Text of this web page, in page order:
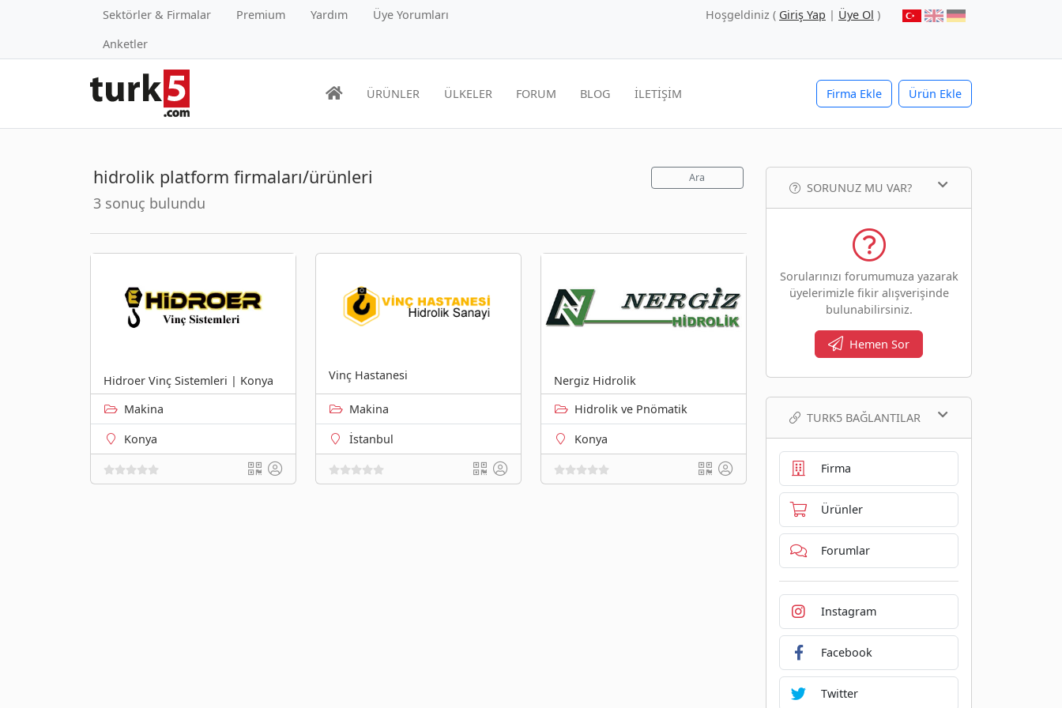
Sektörler & Firmalar Premium Yardım
Üye Yorumları
Anketler
Hoşgeldiniz ( Giriş Yap | Üye Ol )
Firma Ekle Ürün Ekle
ÜRÜNLER ÜLKELER FORUM BLOG İLETİŞİM
hidrolik platform firmaları/ürünleri
3 sonuç bulundu
Ara
Hidroer Vinç Sistemleri | Konya
Makina
Konya
Vinç Hastanesi
Makina
İstanbul
Nergiz Hidrolik
Hidrolik ve Pnömatik
Konya
SORUNUZ MU VAR?
Sorularınızı forumumuza yazarak
üyelerimizle fikir alışverişinde
bulunabilirsiniz.
Hemen Sor
TURK5 BAĞLANTILAR
Firma
Ürünler
Forumlar
Instagram
Facebook
Twitter